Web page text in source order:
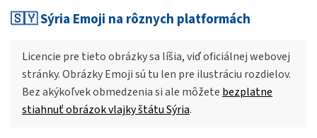
🇸🇾 Sýria Emoji na rôznych platformách
Licencie pre tieto obrázky sa líšia, viď oficiálnej webovej
stránky. Obrázky Emoji sú tu len pre ilustráciu rozdielov.
Bez akýkoľvek obmedzenia si ale môžete bezplatne
stiahnuť obrázok vlajky štátu Sýria.